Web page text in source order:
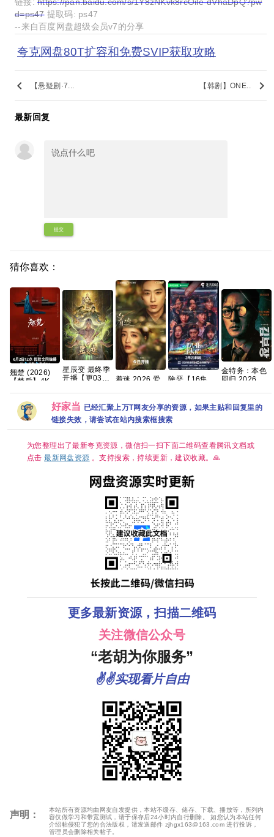
d=ps47提取码: ps47
--来自百度网盘超级会员v7的分享
夸克网盘80T扩容和免费SVIP获取攻略
keyboard_arrow_left 【悬疑剧·7... 【韩剧】ONE.. keyboard_arrow_right
最新回复
提交
猜你喜欢：
翘楚‎ (2026)
【楚后】4K
AAC2.0 中字
【1～6GB/
集】陈都灵/周
翊然
星辰变 最终季
开播【更03
字】
着迷 2026 爱
新 夸克
除恶【16集
彩】手慢无 迷
雾剧场，开年
人性犯罪大剧
夸克
金特务：本色
回归 2026 苏
【夸克百度网
盘+】
好家当 已经汇聚上万T网友分享的资源，如果主贴和回复里的
链接失效，请尝试在站内搜索框搜索
为您整理出了最新夸克资源，微信扫一扫下面二维码查看腾讯文档或
点击最新网盘资源 。支持搜索，持续更新，建议收藏。🙏
更多最新资源，扫描二维码
关注微信公众号
“老胡为你服务”
✌✌实现看片自由
声明：
本站所有资源均由网友自发提供，本站不缓存、储存、下载、播放等，所列内
容仅做学习和带宽测试，请于保存后24小时内自行删除。 如您认为本站任何
介绍帖侵犯了您的合法版权，请发送邮件 zjhgx163@163.com 进行投诉，
管理员会删除相关帖子。